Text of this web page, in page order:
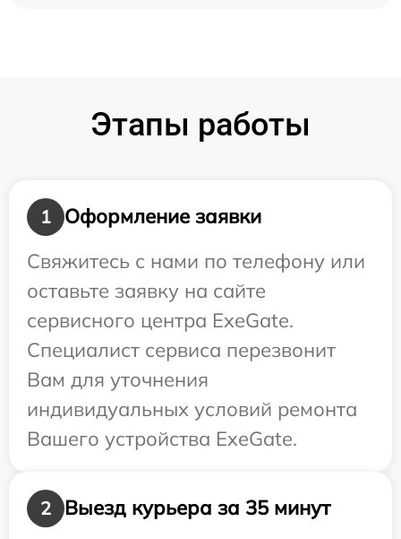
Этапы работы
1
Оформление заявки
Свяжитесь с нами по телефону или
оставьте заявку на сайте
сервисного центра ExeGate.
Специалист сервиса перезвонит
Вам для уточнения
индивидуальных условий ремонта
Вашего устройства ExeGate.
2 Выезд курьера за 35 минут